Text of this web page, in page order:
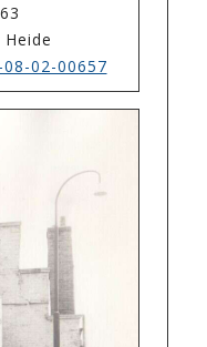
08-02-00657